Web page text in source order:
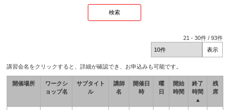
21 -30件 /93件
講習会名をクリックすると、詳細が確認でき、お申込みも可能です。
開催場所
ワークシ
ョップ名
サブタイト
ル
講師
名
開催日
時
曜
日
開始
時間
終了
時間
▲
残
席